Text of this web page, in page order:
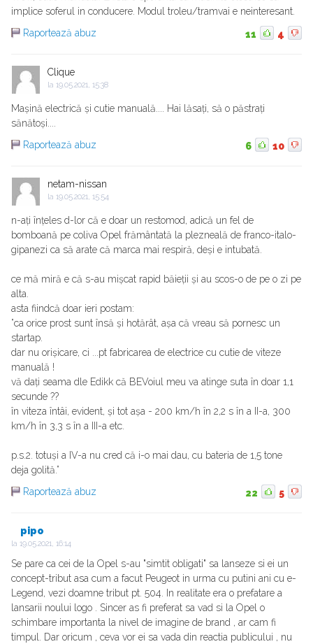
implice soferul in conducere. Modul troleu/tramvai e neinteresant.
Raportează abuz
11 4
Clique
la 19.05.2021, 15:38
Mașină electrică și cutie manuală.... Hai lăsați, să o păstrați
sănătoși....
Raportează abuz
6 10
netam-nissan
la 19.05.2021, 15:54
n-ați înțeles d-lor că e doar un restomod, adică un fel de
bomboană pe coliva Opel frământată la plezneală de franco-italo-
gipanezi ca să arate că marca mai respiră, deși e intubată.
ce mă miră e că s-au mișcat rapid băieții și au scos-o de pe o zi pe
alta.
asta fiindcă doar ieri postam:
”ca orice prost sunt însă și hotărât, așa că vreau să pornesc un
startap.
dar nu orișicare, ci ...pt fabricarea de electrice cu cutie de viteze
manuală !
vă dați seama dle Edikk că BEVoiul meu va atinge suta în doar 1,1
secunde ??
în viteza întâi, evident, și tot așa - 200 km/h în 2,2 s în a II-a, 300
km/h în 3,3 s în a III-a etc.
p.s.2. totuși a IV-a nu cred că i-o mai dau, cu bateria de 1,5 tone
deja golită.”
Raportează abuz
22 5
pipo
la 19.05.2021, 16:14
Se pare ca cei de la Opel s-au "simtit obligati" sa lanseze si ei un
concept-tribut asa cum a facut Peugeot in urma cu putini ani cu e-
Legend, vezi doamne tribut pt. 504. In realitate era o prefatare a
lansarii noului logo . Sincer as fi preferat sa vad si la Opel o
schimbare importanta la nivel de imagine de brand , ar cam fi
timpul. Dar oricum , ceva vor ei sa vada din reactia publicului , nu